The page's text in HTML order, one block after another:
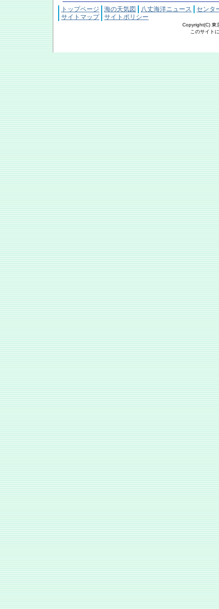
トップページ 海の天気図 八丈海洋ニュース
センタ
サイトマップ
サイトポリシー
Copyright(C) 東
このサイトにおける文章・写真の著作権は